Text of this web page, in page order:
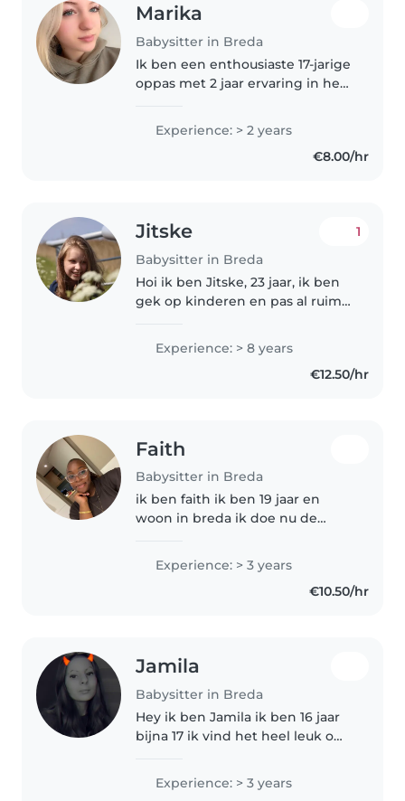
Marika
Babysitter in Breda
Ik ben een enthousiaste 17-jarige
oppas met 2 jaar ervaring in het
kleuters en schoolgaande
kinderen. Naast het spelen van
leuke spelletjes, ben ik ook..
Experience: > 2 years
€8.00/hr
Jitske
Babysitter in Breda
1
Hoi ik ben Jitske, 23 jaar, ik ben
gek op kinderen en pas al ruim 8
leuk om te doen en haal hier
Experience: > 8 years
€12.50/hr
Faith
Babysitter in Breda
ik ben faith ik ben 19 jaar en
woon in breda ik doe nu de
pedagogisch medewerker ik
heb zelf ook 3 keer stage
gelopen bij een kinderopvang
Experience: > 3 years
€10.50/hr
Jamila
Babysitter in Breda
Hey ik ben Jamila ik ben 16 jaar
bijna 17 ik vind het heel leuk om
hou van spelen met de kindjes
ik ben heel behulpzaam en help
Experience: > 3 years